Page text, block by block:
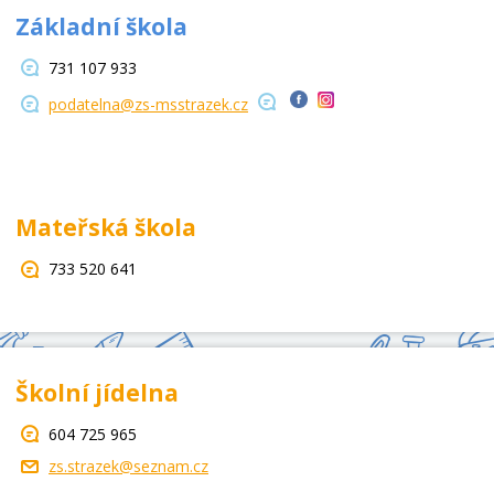
Základní škola
731 107 933
podatelna@zs-msstrazek.cz
Mateřská škola
733 520 641
Školní jídelna
604 725 965
zs.strazek@seznam.cz